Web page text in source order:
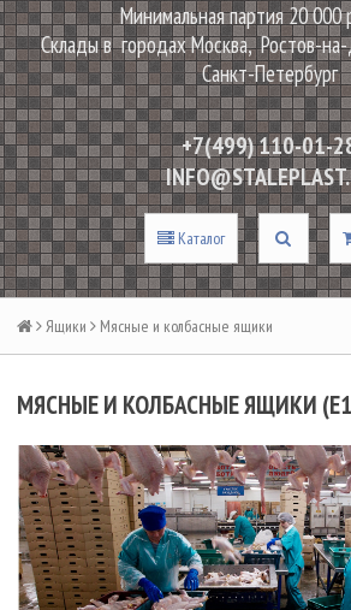
Минимальная партия 20 000
Склады в городах Москва, Ростов-
Санкт-Петербург
+7(499) 110-01-
Каталог
Ящики Мясные и колбасные ящики
МЯСНЫЕ И КОЛБАСНЫЕ ЯЩИКИ